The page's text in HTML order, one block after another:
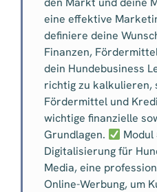
eine effektive
definiere deine
Finanzen,
dein Hundebusiness
richtig zu kalkulieren,
Fördermittel und
wichtige finanzielle
Grundlagen.
Digitalisierung für
Media, eine
Online-Werbung, um